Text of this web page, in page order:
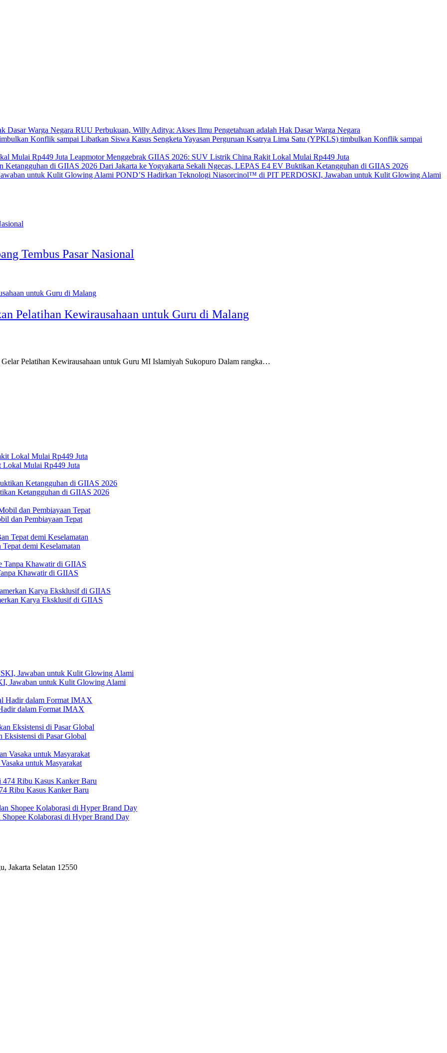
RUU Perbukuan, Willy Aditya: Akses Ilmu Pengetahuan adalah Hak Dasar Warga Negara
Kasus Sengketa Yayasan Perguruan Ksatrya Lima Satu (YPKLS) timbulkan Konflik sampai
Leapmotor Menggebrak GIIAS 2026: SUV Listrik China Rakit Lokal Mulai Rp449 Juta
Dari Jakarta ke Yogyakarta Sekali Ngecas, LEPAS E4 EV Buktikan Ketangguhan di GIIAS 2026
POND’S Hadirkan Teknologi Niasorcinol™ di PIT PERDOSKI, Jawaban untuk Kulit Glowing Alami
Tembus Pasar Nasional
Pelatihan Kewirausahaan untuk Guru di Malang
Pelatihan Kewirausahaan untuk Guru MI Islamiyah Sukopuro Dalam rangka…
Mulai Rp449 Juta
Ketangguhan di GIIAS 2026
dan Pembiayaan Tepat
demi Keselamatan
Khawatir di GIIAS
Karya Eksklusif di GIIAS
Jawaban untuk Kulit Glowing Alami
dalam Format IMAX
di Pasar Global
untuk Masyarakat
Ribu Kasus Kanker Baru
Kolaborasi di Hyper Brand Day
Jakarta Selatan 12550